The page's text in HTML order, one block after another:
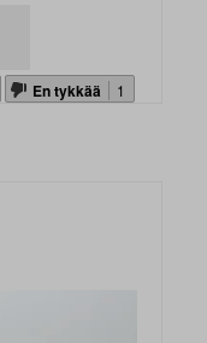
En tykkää 1